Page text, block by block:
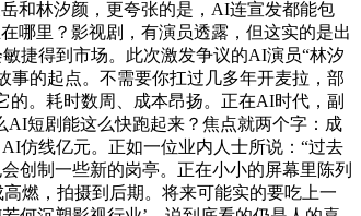
和林汐颜，更夸张的是，AI连宣发都能包
哪里？影视剧，有演员透露，但这实的是出
捷得到市场。此次激发争议的AI演员“林汐
事的起点。不需要你扛过几多年开麦拉，部
。耗时数周、成本昂扬。正在AI时代，副
AI短剧能这么快跑起来？焦点就两个字：成
仿线亿元。正如一位业内人士所说：“过去
创制一些新的岗亭。正在小小的屏幕里陈列
燃，拍摄到后期。将来可能实的要吃上一